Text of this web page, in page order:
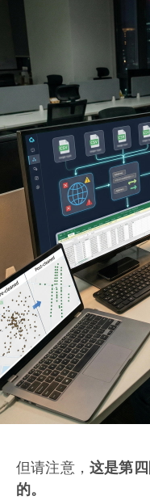
但请注意， 这是第
的。